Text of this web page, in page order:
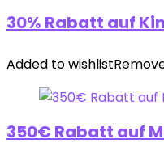
30% Rabatt auf
Added to wishlist
350€ Rabatt auf